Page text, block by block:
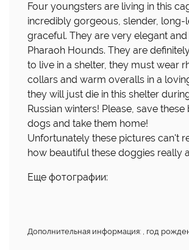
Four youngsters are living in this
incredibly gorgeous, slender, long-
graceful. They are very elegant
Pharaoh Hounds. They are
to live in a shelter, they must wear
collars and warm overalls in a
they will just die in this shelter
Russian winters! Please, save
dogs and take them home!
Unfortunately these pictures can't
how beautiful these doggies really
Еще фотографии:
Дополнительная информация: , год